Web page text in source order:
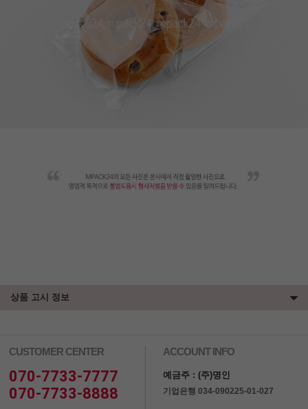
상품 고시 정보
CUSTOMER CENTER
070-7733-7777
070-7733-8888
ACCOUNT INFO
예금주 : (주)명인
기업은행 034-090225-01-027